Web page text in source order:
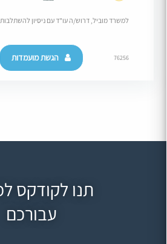
למשרד מוביל, דרוש/ה עו"ד עם ניסיון להשתלבות
76256 הגשת מועמדות
תנו לקודקס
עבורכם